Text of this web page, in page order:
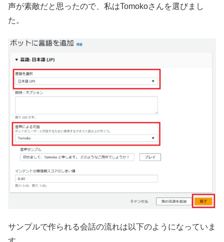
声が素敵だと思ったので、私はTomokoさんを選びまし
た。
サンプルで作られる会話の流れは以下のようになっていま